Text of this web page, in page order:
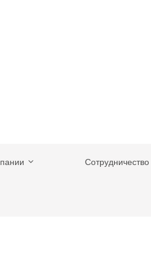
Сотрудничество